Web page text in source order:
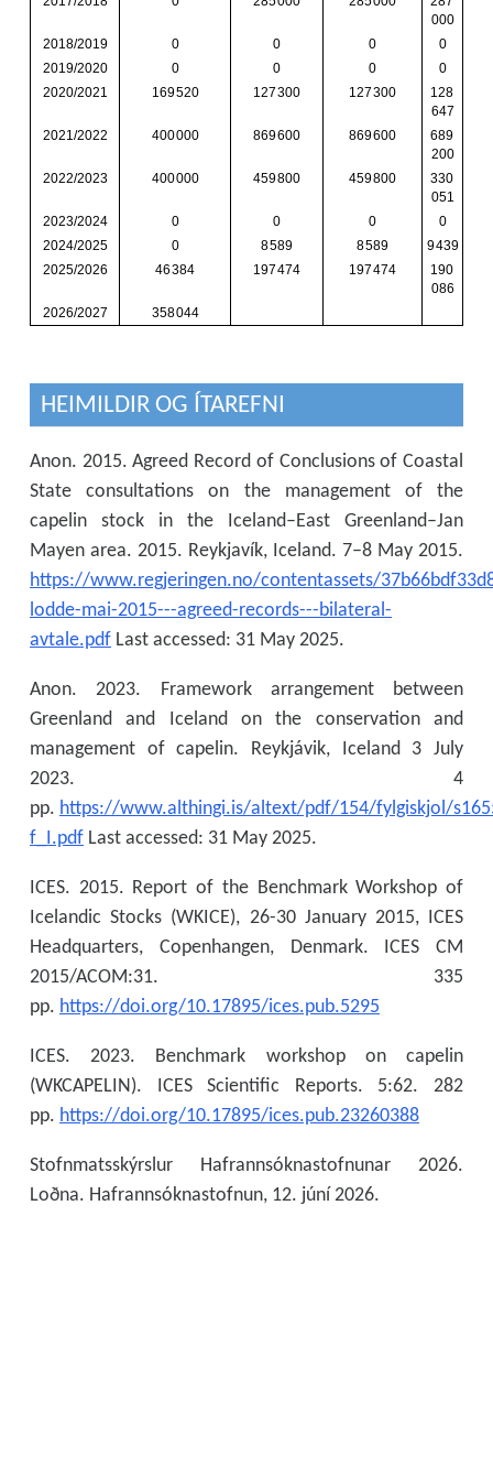
HEIMILDIR OG ÍTAREFNI
Anon. 2015. Agreed Record of Conclusions of Coastal
State consultations on the management of the
capelin stock in the Iceland–East Greenland–Jan
Mayen area. 2015. Reykjavík, Iceland. 7–8 May 2015.
https://www.regjeringen.no/contentassets/
lodde-mai-2015---agreed-records---bilateral-
avtale.pdf Last accessed: 31 May 2025.
Anon. 2023. Framework arrangement between
Greenland and Iceland on the conservation and
management of capelin. Reykjávik, Iceland 3 July
2023. 4
pp. https://www.althingi.is/altext/pdf/154/fylgiskjol/
f_I.pdf Last accessed: 31 May 2025.
ICES. 2015. Report of the Benchmark Workshop of
Icelandic Stocks (WKICE), 26-30 January 2015, ICES
Headquarters, Copenhangen, Denmark. ICES CM
2015/ACOM:31. 335
pp. https://doi.org/10.17895/ices.pub.5295
ICES. 2023. Benchmark workshop on capelin
(WKCAPELIN). ICES Scientific Reports. 5:62. 282
pp. https://doi.org/10.17895/ices.pub.23260388
Stofnmatsskýrslur Hafrannsóknastofnunar 2026.
Loðna. Hafrannsóknastofnun, 12. júní 2026.